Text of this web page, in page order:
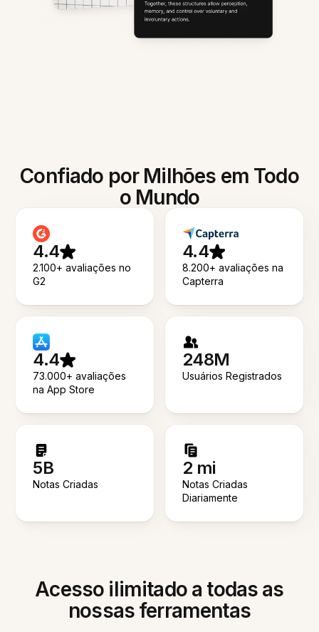
Confiado por Milhões em Todo
o Mundo
4.4
2.100+ avaliações no
G2
4.4
8.200+ avaliações na
Capterra
4.4
73.000+ avaliações
na App Store
248M
Usuários Registrados
5B
Notas Criadas
2 mi
Notas Criadas
Diariamente
Acesso ilimitado a todas as
nossas ferramentas